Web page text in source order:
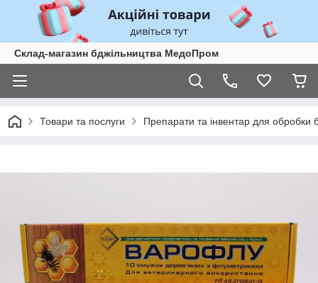
Склад-магазин бджільництва МедоПром
Товари та послуги Препарати та інвентар для обробки